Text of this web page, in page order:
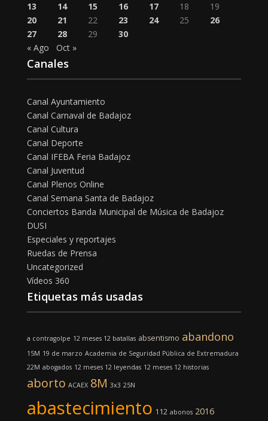
13
14 15 16 17 18
19
20
21 22 23 24 25
26
27
28 29
30
« Ago
Oct »
Canales
Canal Ayuntamiento
Canal Carnaval de Badajoz
Canal Cultura
Canal Deporte
Canal IFEBA Feria Badajoz
Canal Juventud
Canal Plenos Online
Canal Semana Santa de Badajoz
Conciertos Banda Municipal de Música de Badajoz
DUSI
Especiales y reportajes
Ruedas de Prensa
Uncategorized
Vídeos 360
Etiquetas más usadas
a contragolpe 12 meses 12 batallas absentismo abandono
15M 19 de marzo Academia de Seguridad Pública de Extremadura
22M abogados 12 meses 12 leyendas 12 meses 12 historias
aborto ACAEX 8M 3x3 25N
abastecimiento 112 abonos 2016